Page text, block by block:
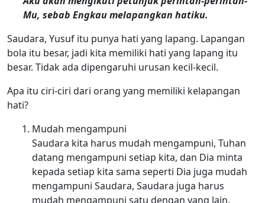
Mu, sebab Engkau melapangkan hatiku.
Saudara, Yusuf itu punya hati yang lapang. Lapangan
bola itu besar, jadi kita memiliki hati yang lapang itu
besar. Tidak ada dipengaruhi urusan kecil-kecil.
Apa itu ciri-ciri dari orang yang memiliki kelapangan
hati?
Mudah mengampuni
Saudara kita harus mudah mengampuni, Tuhan
datang mengampuni setiap kita, dan Dia minta
kepada setiap kita sama seperti Dia juga mudah
mengampuni Saudara, Saudara juga harus
mudah mengampuni satu dengan yang lain.